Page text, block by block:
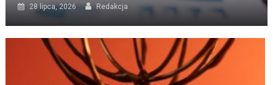
28 lipca, 2026 Redakcja